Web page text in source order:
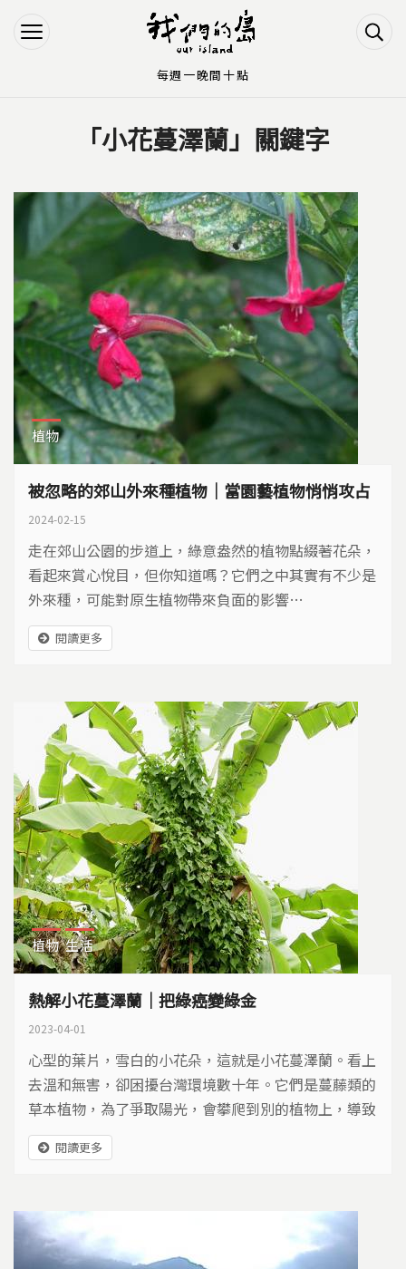
Jump to Navigation
Jump to Main content
「小花蔓澤蘭」關鍵字
植物
被忽略的郊山外來種植物｜當園藝植物悄悄攻占
2024-02-15
走在郊山公園的步道上，綠意盎然的植物點綴著花朵，
看起來賞心悅目，但你知道嗎？它們之中其實有不少是
外來種，可能對原生植物帶來負面的影響…
閱讀更多
植物 生活
熱解小花蔓澤蘭｜把綠癌變綠金
2023-04-01
心型的葉片，雪白的小花朵，這就是小花蔓澤蘭。看上
去溫和無害，卻困擾台灣環境數十年。它們是蔓藤類的
草本植物，為了爭取陽光，會攀爬到別的植物上，導致
被纏繞的植物無法進行光合作用，缺乏養分而死。這麼
強悍的植物怎麼清除？如果除不完，怎麼辦？除下來的
閱讀更多
每週一晚間十點